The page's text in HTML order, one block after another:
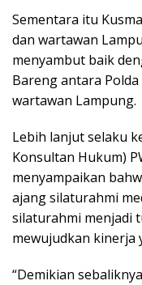
Sementara itu
dan wartawan
menyambut baik
Bareng antara
wartawan Lampung.
Lebih lanjut selaku
Konsultan Hukum)
menyampaikan
ajang silaturahmi
silaturahmi menjadi
mewujudkan kinerja
“Demikian